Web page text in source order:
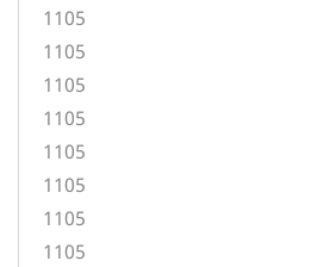
1105
1105
1105
1105
1105
1105
1105
1105